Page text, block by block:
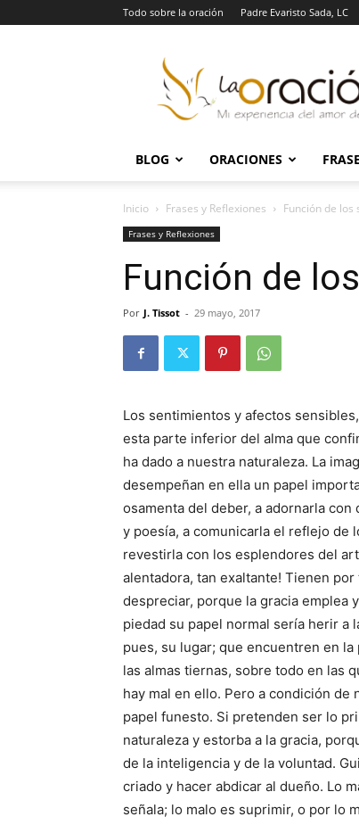
Todo sobre la oración Padre Evaristo Sada, LC
Oración
BLOG ORACIONES
Inicio Frases y Reflexiones Función de los
Frases y Reflexiones
Función de
Por J. Tissot - 29 mayo, 2017
Los sentimientos y afectos
esta parte inferior del alma que
ha dado a nuestra naturaleza. La
desempeñan en ella un papel
osamenta del deber, a adornarla
y poesía, a comunicarla el reflejo de
revestirla con los esplendores del
alentadora, tan exaltante! Tienen
despreciar, porque la gracia emplea
piedad su papel normal sería herir a
pues, su lugar; que encuentren en
las almas tiernas, sobre todo en las
hay mal en ello. Pero a condición de
papel funesto. Si pretenden ser lo
naturaleza y estorba a la gracia,
de la inteligencia y de la voluntad.
criado y hacer abdicar al dueño. Lo
señala; lo malo es suprimir, o por lo